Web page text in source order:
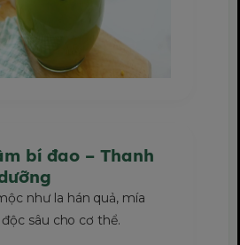
bí đao – Thanh
như la hán quả, mía
sâu cho cơ thể.